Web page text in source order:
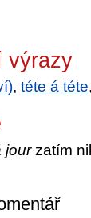
výrazy
,téte á téte
jourzatím